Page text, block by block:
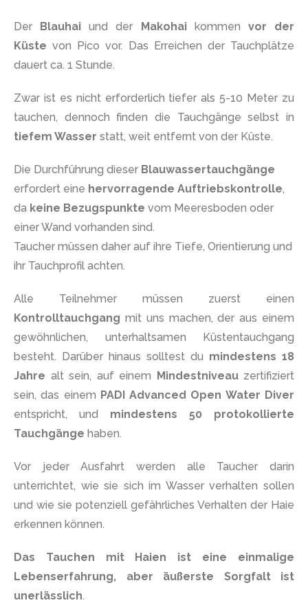
Der Blauhai und der Makohaikommen vor der
Küste von Pico vor. Das Erreichen der Tauchplätze
dauert ca. 1 Stunde.
Zwar ist es nicht erforderlich tiefer als 5-10 Meter zu
tauchen, dennoch finden die Tauchgänge selbst in
tiefem Wasser statt, weit entfernt von der Küste.
Die Durchführung dieser Blauwassertauchgänge
erfordert eine hervorragende Auftriebskontrolle,
da keine Bezugspunkte vom Meeresboden oder
einer Wand vorhanden sind.
Taucher müssen daher auf ihre Tiefe, Orientierung und
ihr Tauchprofil achten.
Alle Teilnehmer müssen zuerst einen
Kontrolltauchgang mit uns machen, der aus einem
gewöhnlichen, unterhaltsamen Küstentauchgang
besteht. Darüber hinaus solltest du mindestens 18
Jahre alt sein, auf einem Mindestniveauzertifiziert
sein, das einem PADI Advanced Open Water Diver
entspricht, und mindestens 50 protokollierte
Tauchgänge haben.
Vor jeder Ausfahrt werden alle Taucher darin
unterrichtet, wie sie sich im Wasser verhalten sollen
und wie sie potenziell gefährliches Verhalten der Haie
erkennen können.
Das Tauchen mit Haien ist eine einmalige
Lebenserfahrung, aber äußerste Sorgfalt ist
unerlässlich.